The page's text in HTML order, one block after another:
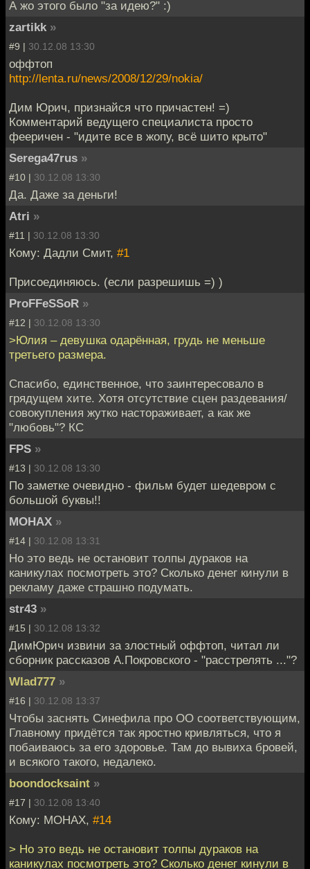
А жо этого было "за идею?" :)
zartikk »
#9 | 30.12.08 13:30
оффтоп
http://lenta.ru/news/2008/12/29/nokia/
Дим Юрич, признайся что причастен! =)
Комментарий ведущего специалиста просто
фееричен - "идите все в жопу, всё шито крыто"
Serega47rus »
#10 | 30.12.08 13:30
Да. Даже за деньги!
Atri »
#11 | 30.12.08 13:30
Кому: Дадли Смит, #1
Присоединяюсь. (если разрешишь =) )
ProFFeSSoR »
#12 | 30.12.08 13:30
>Юлия – девушка одарённая, грудь не меньше
третьего размера.
Спасибо, единственное, что заинтересовало в
грядущем хите. Хотя отсутствие сцен раздевания/
совокупления жутко настораживает, а как же
"любовь"? КС
FPS »
#13 | 30.12.08 13:30
По заметке очевидно - фильм будет шедевром с
большой буквы!!
MOHAX »
#14 | 30.12.08 13:31
Но это ведь не остановит толпы дураков на
каникулах посмотреть это? Сколько денег кинули в
рекламу даже страшно подумать.
str43 »
#15 | 30.12.08 13:32
ДимЮрич извини за злостный оффтоп, читал ли
сборник рассказов А.Покровского - "расстрелять ..."?
Wlad777 »
#16 | 30.12.08 13:37
Чтобы заснять Синефила про ОО соответствующим,
Главному придётся так яростно кривляться, что я
побаиваюсь за его здоровье. Там до вывиха бровей,
и всякого такого, недалеко.
boondocksaint »
#17 | 30.12.08 13:40
Кому: MOHAX, #14
> Но это ведь не остановит толпы дураков на
каникулах посмотреть это? Сколько денег кинули в